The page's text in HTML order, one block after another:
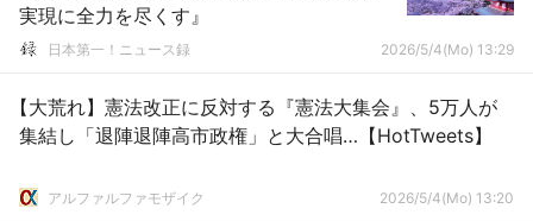
実現に全力を尽くす』
日本第一！ニュース録 2026/5/4(Mo) 13:29
【大荒れ】憲法改正に反対する『憲法大集会』、5万人が
集結し「退陣退陣高市政権」と大合唱…【HotTweets】
アルファルファモザイク 2026/5/4(Mo) 13:20